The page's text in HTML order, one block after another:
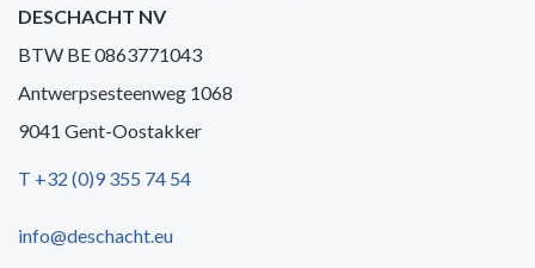
DESCHACHT NV
BTW BE 0863771043
Antwerpsesteenweg 1068
9041 Gent-Oostakker
T +32 (0)9 355 74 54
info@deschacht.eu